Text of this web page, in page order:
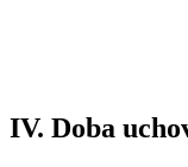
IV. Doba